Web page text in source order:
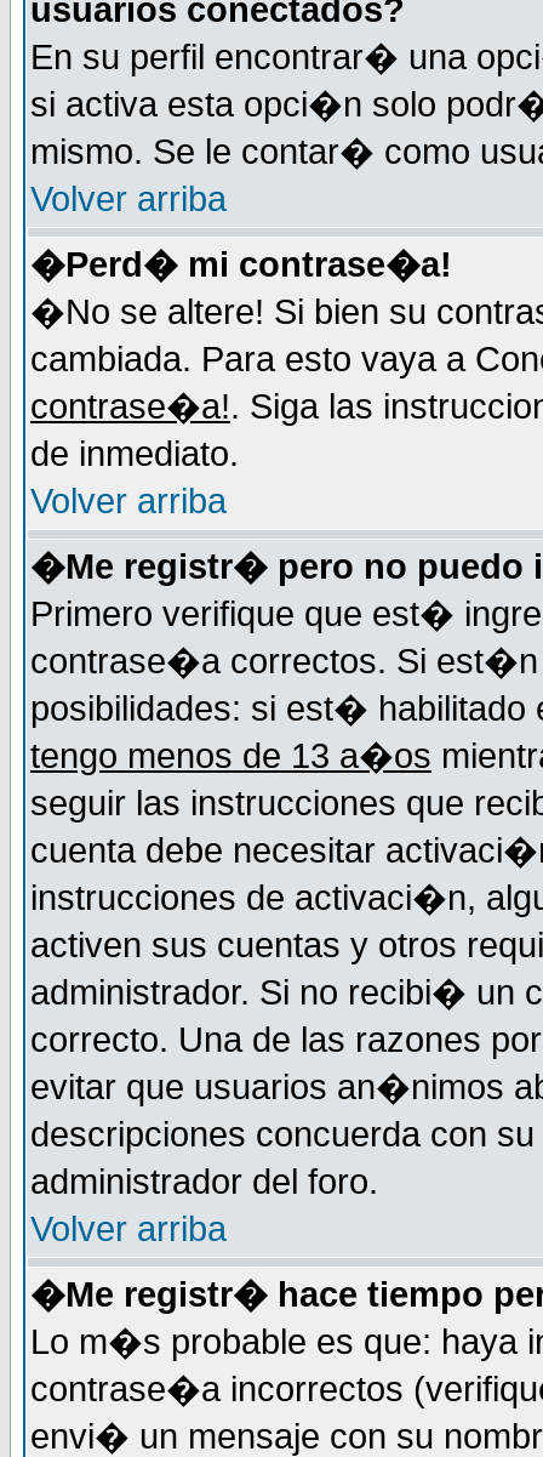
usuarios conectados?
En su perfil encontrar� una
si activa esta opci�n solo
mismo. Se le contar� como
Volver arriba
�Perd� mi contrase�a!
�No se altere! Si bien su
cambiada. Para esto vaya a
contrase�a!. Siga las
de inmediato.
Volver arriba
�Me registr� pero no puedo
Primero verifique que est�
contrase�a correctos. Si est�n
posibilidades: si est�
tengo menos de 13 a�os
seguir las instrucciones que
cuenta debe necesitar
instrucciones de activaci�n,
activen sus cuentas y otros
administrador. Si no recibi� un
correcto. Una de las razones
evitar que usuarios an�nimos
descripciones concuerda con
administrador del foro.
Volver arriba
�Me registr� hace tiempo
Lo m�s probable es que: haya
contrase�a incorrectos
envi� un mensaje con su